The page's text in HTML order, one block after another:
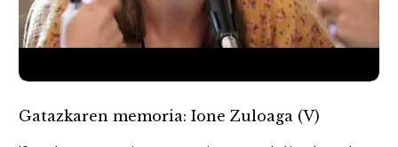
Gatazkaren memoria: Ione Zuloaga (V)